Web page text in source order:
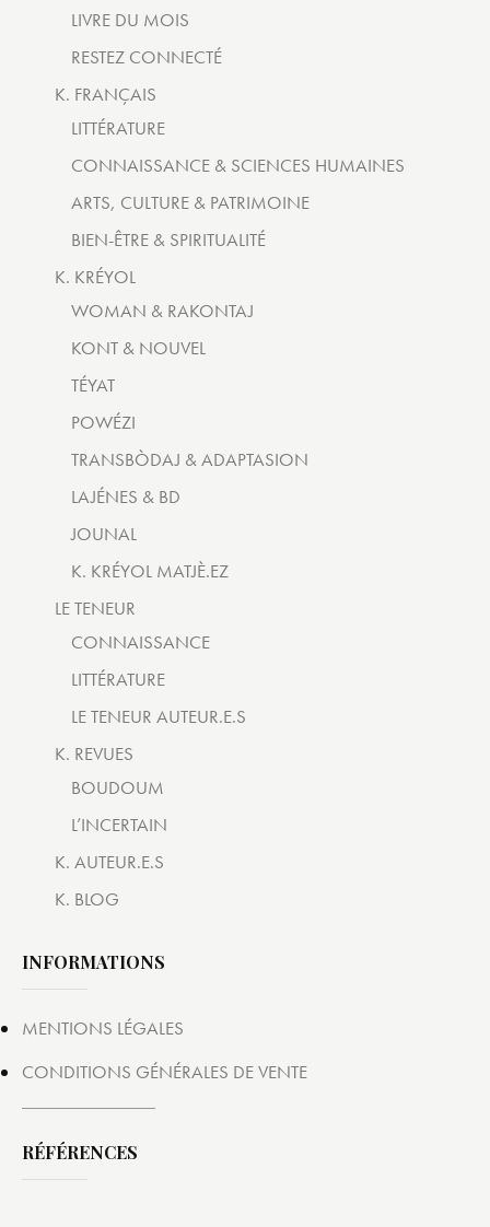
LIVRE DU MOIS
RESTEZ CONNECTÉ
K. FRANÇAIS
LITTÉRATURE
CONNAISSANCE & SCIENCES HUMAINES
ARTS, CULTURE & PATRIMOINE
BIEN-ÊTRE & SPIRITUALITÉ
K. KRÉYOL
WOMAN & RAKONTAJ
KONT & NOUVEL
TÉYAT
POWÉZI
TRANSBÒDAJ & ADAPTASION
LAJÉNES & BD
JOUNAL
K. KRÉYOL MATJÈ.EZ
LE TENEUR
CONNAISSANCE
LITTÉRATURE
LE TENEUR AUTEUR.E.S
K. REVUES
BOUDOUM
L’INCERTAIN
K. AUTEUR.E.S
K. BLOG
INFORMATIONS
MENTIONS LÉGALES
CONDITIONS GÉNÉRALES DE VENTE
RÉFÉRENCES